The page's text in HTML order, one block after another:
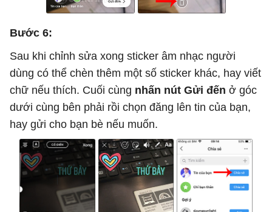
Bước 6:
Sau khi chỉnh sửa xong sticker âm nhạc người
dùng có thể chèn thêm một số sticker khác, hay viết
chữ nếu thích. Cuối cùng nhấn nút Gửi đến ở góc
dưới cùng bên phải rồi chọn đăng lên tin của bạn,
hay gửi cho bạn bè nếu muốn.